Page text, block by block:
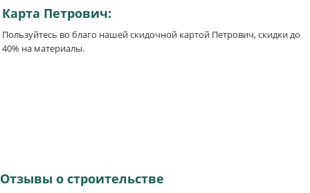
Карта Петрович:
Пользуйтесь во благо нашей скидочной картой Петрович, скидки до
40% на материалы.
Отзывы о строительстве